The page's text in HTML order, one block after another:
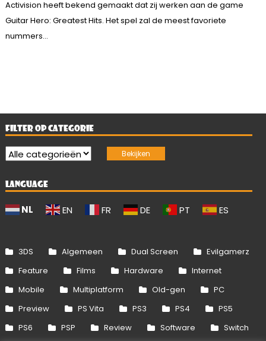
Activision heeft bekend gemaakt dat zij werken aan de game
Guitar Hero: Greatest Hits. Het spel zal de meest favoriete
nummers...
FILTER OP CATEGORIE
LANGUAGE
NL EN FR DE PT ES
3DS Algemeen Dual Screen
Evilgamerz
Feature
Films Hardware
Internet
Mobile
Multiplatform Old-gen
PC
Preview
PS Vita PS3 PS4
PS5
PS6
PSP Review Software
Switch